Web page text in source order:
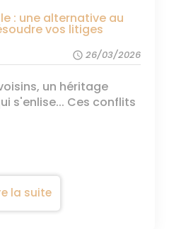
: une alternative au
vos litiges
schedule 26/03/2026
un héritage
s'enlise... Ces conflits
la suite